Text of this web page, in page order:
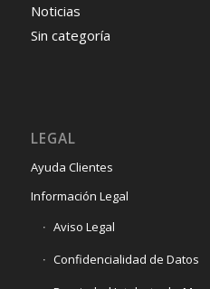
Noticias
Sin categoría
LEGAL
Ayuda Clientes
Información Legal
Aviso Legal
Confidencialidad de Datos